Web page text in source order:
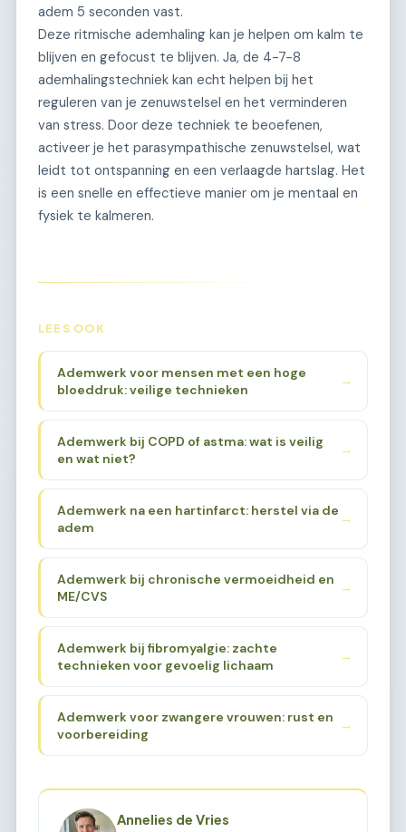
adem 5 seconden vast.
Deze ritmische ademhaling kan je helpen om kalm te
blijven en gefocust te blijven. Ja, de 4-7-8
ademhalingstechniek kan echt helpen bij het
reguleren van je zenuwstelsel en het verminderen
van stress. Door deze techniek te beoefenen,
activeer je het parasympathische zenuwstelsel, wat
leidt tot ontspanning en een verlaagde hartslag. Het
is een snelle en effectieve manier om je mentaal en
fysiek te kalmeren.
LEES OOK
Ademwerk voor mensen met een hoge
bloeddruk: veilige technieken
→
Ademwerk bij COPD of astma: wat is veilig
en wat niet?
→
Ademwerk na een hartinfarct: herstel via de
adem
→
Ademwerk bij chronische vermoeidheid en
ME/CVS
→
Ademwerk bij fibromyalgie: zachte
technieken voor gevoelig lichaam
→
Ademwerk voor zwangere vrouwen: rust en
voorbereiding
→
Annelies de Vries